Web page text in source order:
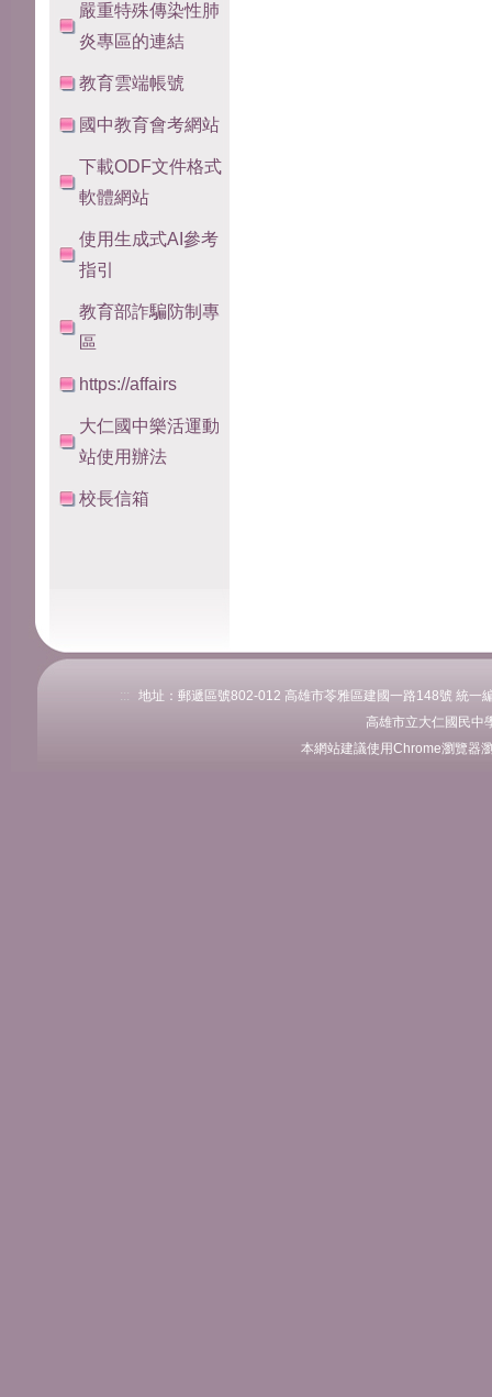
嚴重特殊傳染性肺
炎專區的連結
教育雲端帳號
國中教育會考網站
下載ODF文件格式
軟體網站
使用生成式AI參考
指引
教育部詐騙防制專
區
https://affairs
大仁國中樂活運動
站使用辦法
校長信箱
:::
地址：郵遞區號802-012 高雄市苓雅區建國一路148號 統
高雄市立大仁國民中
本網站建議使用Chrome瀏覽器